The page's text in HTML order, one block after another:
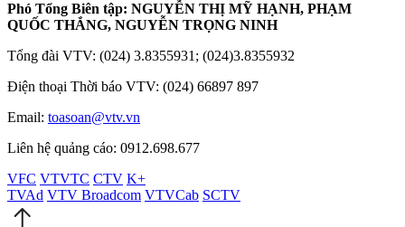
Phó Tổng Biên tập: NGUYỄN THỊ MỸ HẠNH, PHẠM
QUỐC THẮNG, NGUYỄN TRỌNG NINH
Tổng đài VTV: (024) 3.8355931; (024)3.8355932
Điện thoại Thời báo VTV: (024) 66897 897
Email: toasoan@vtv.vn
Liên hệ quảng cáo: 0912.698.677
VFC VTVTC CTV K+
TVAd VTV Broadcom VTVCab SCTV